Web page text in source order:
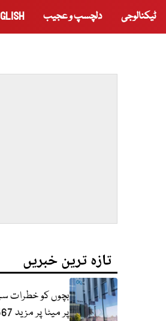
ٹیکنالوجی دلچسپ و عجیب
تازہ ترین خبریں
بچوں کو خطرات
پر میٹا پر مزید 567 ملین ڈالر جرمانہ